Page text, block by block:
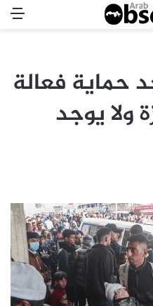
حماية فعالة
ولا يوجد